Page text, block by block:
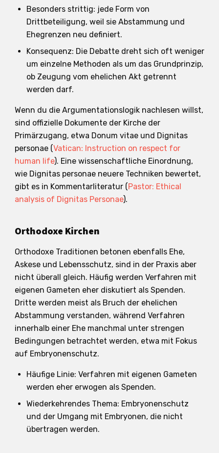
Besonders strittig: jede Form von
Drittbeteiligung, weil sie Abstammung und
Ehegrenzen neu definiert.
Konsequenz: Die Debatte dreht sich oft weniger
um einzelne Methoden als um das Grundprinzip,
ob Zeugung vom ehelichen Akt getrennt
werden darf.
Wenn du die Argumentationslogik nachlesen willst,
sind offizielle Dokumente der Kirche der
Primärzugang, etwa Donum vitae und Dignitas
personae (Vatican: Instruction on respect for
human life). Eine wissenschaftliche Einordnung,
wie Dignitas personae neuere Techniken bewertet,
gibt es in Kommentarliteratur (Pastor: Ethical
analysis of Dignitas Personae).
Orthodoxe Kirchen
Orthodoxe Traditionen betonen ebenfalls Ehe,
Askese und Lebensschutz, sind in der Praxis aber
nicht überall gleich. Häufig werden Verfahren mit
eigenen Gameten eher diskutiert als Spenden.
Dritte werden meist als Bruch der ehelichen
Abstammung verstanden, während Verfahren
innerhalb einer Ehe manchmal unter strengen
Bedingungen betrachtet werden, etwa mit Fokus
auf Embryonenschutz.
Häufige Linie: Verfahren mit eigenen Gameten
werden eher erwogen als Spenden.
Wiederkehrendes Thema: Embryonenschutz
und der Umgang mit Embryonen, die nicht
übertragen werden.